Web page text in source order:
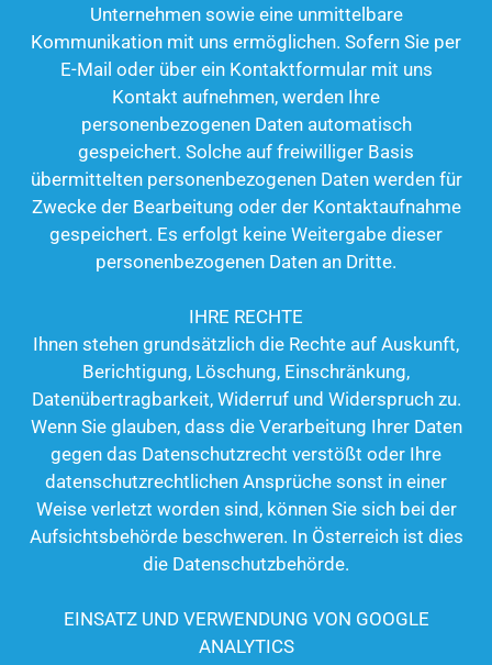
Unternehmen sowie eine unmittelbare
Kommunikation mit uns ermöglichen. Sofern Sie per
E-Mail oder über ein Kontaktformular mit uns
Kontakt aufnehmen, werden Ihre
personenbezogenen Daten automatisch
gespeichert. Solche auf freiwilliger Basis
übermittelten personenbezogenen Daten werden für
Zwecke der Bearbeitung oder der Kontaktaufnahme
gespeichert. Es erfolgt keine Weitergabe dieser
personenbezogenen Daten an Dritte.
IHRE RECHTE
Ihnen stehen grundsätzlich die Rechte auf Auskunft,
Berichtigung, Löschung, Einschränkung,
Datenübertragbarkeit, Widerruf und Widerspruch zu.
Wenn Sie glauben, dass die Verarbeitung Ihrer Daten
gegen das Datenschutzrecht verstößt oder Ihre
datenschutzrechtlichen Ansprüche sonst in einer
Weise verletzt worden sind, können Sie sich bei der
Aufsichtsbehörde beschweren. In Österreich ist dies
die Datenschutzbehörde.
EINSATZ UND VERWENDUNG VON GOOGLE
ANALYTICS